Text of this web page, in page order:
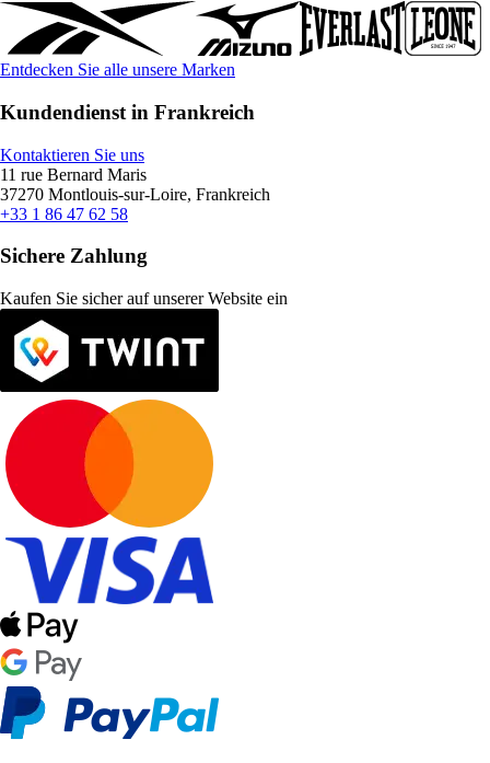
Entdecken Sie alle unsere Marken
Kundendienst in Frankreich
Kontaktieren Sie uns
11 rue Bernard Maris
37270 Montlouis-sur-Loire, Frankreich
+33 1 86 47 62 58
Sichere Zahlung
Kaufen Sie sicher auf unserer Website ein